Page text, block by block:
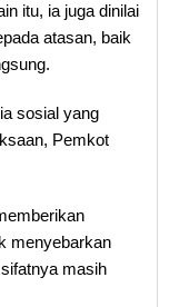
itu, ia juga dinilai
atasan, baik
sosial yang
Pemkot
menyebarkan
masih